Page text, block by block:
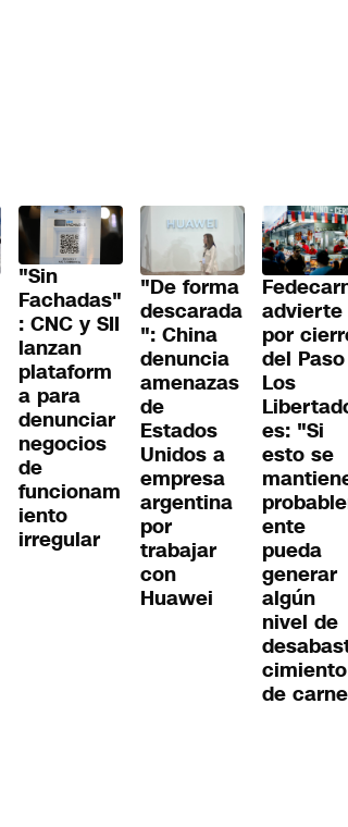
"Sin
Fachadas"
: CNC y SII
lanzan
plataform
a para
denunciar
negocios
de
funcionam
iento
irregular
"De forma
descarada
": China
denuncia
amenazas
de
Estados
Unidos a
empresa
argentina
por
trabajar
con
Huawei
advierte
por
del Paso
Los
es: "Si
esto se
ente
pueda
generar
algún
nivel de
cimiento
de